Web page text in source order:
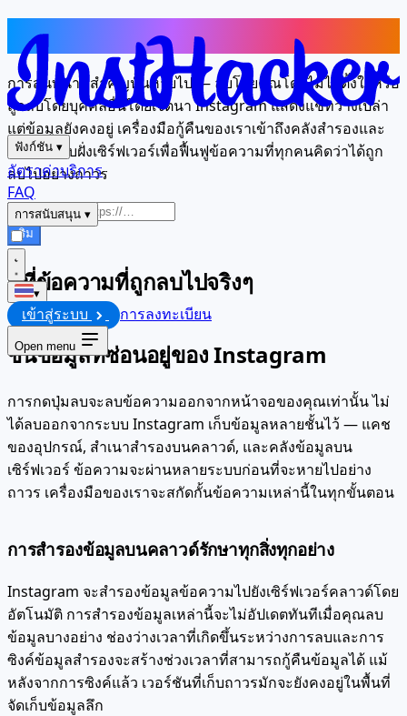
ฟังก์ชัน ▾
อัตราค่าบริการ
FAQ
การสนับสนุน ▾
▾
เข้าสู่ระบบ การลงทะเบียน
Open menu
ลบไม่ได้หมายความว่าหายไปตลอดกาล
การสนทนาที่สำคัญนั้นหายไป — ลบโดยคุณโดยไม่ได้ตั้งใจหรือ
ถูกลบโดยบุคคลอื่นโดยเจตนา Instagram แสดงแชทว่างเปล่า
แต่ข้อมูลยังคงอยู่ เครื่องมือกู้คืนของเราเข้าถึงคลังสำรองและ
พื้นที่จัดเก็บฝั่งเซิร์ฟเวอร์เพื่อฟื้นฟูข้อความที่ทุกคนคิดว่าได้ถูก
ลบไปอย่างถาวร
เริ่ม
ที่ที่ข้อความที่ถูกลบไปจริงๆ
ชั้นข้อมูลที่ซ่อนอยู่ของ Instagram
การกดปุ่มลบจะลบข้อความออกจากหน้าจอของคุณเท่านั้น ไม่
ได้ลบออกจากระบบ Instagram เก็บข้อมูลหลายชั้นไว้ — แคช
ของอุปกรณ์, สำเนาสำรองบนคลาวด์, และคลังข้อมูลบน
เซิร์ฟเวอร์ ข้อความจะผ่านหลายระบบก่อนที่จะหายไปอย่าง
ถาวร เครื่องมือของเราจะสกัดกั้นข้อความเหล่านี้ในทุกขั้นตอน
การสำรองข้อมูลบนคลาวด์รักษาทุกสิ่งทุกอย่าง
Instagram จะสำรองข้อมูลข้อความไปยังเซิร์ฟเวอร์คลาวด์โดย
อัตโนมัติ การสำรองข้อมูลเหล่านี้จะไม่อัปเดตทันทีเมื่อคุณลบ
ข้อมูลบางอย่าง ช่องว่างเวลาที่เกิดขึ้นระหว่างการลบและการ
ซิงค์ข้อมูลสำรองจะสร้างช่วงเวลาที่สามารถกู้คืนข้อมูลได้ แม้
หลังจากการซิงค์แล้ว เวอร์ชันที่เก็บถาวรมักจะยังคงอยู่ในพื้นที่
จัดเก็บข้อมูลลึก